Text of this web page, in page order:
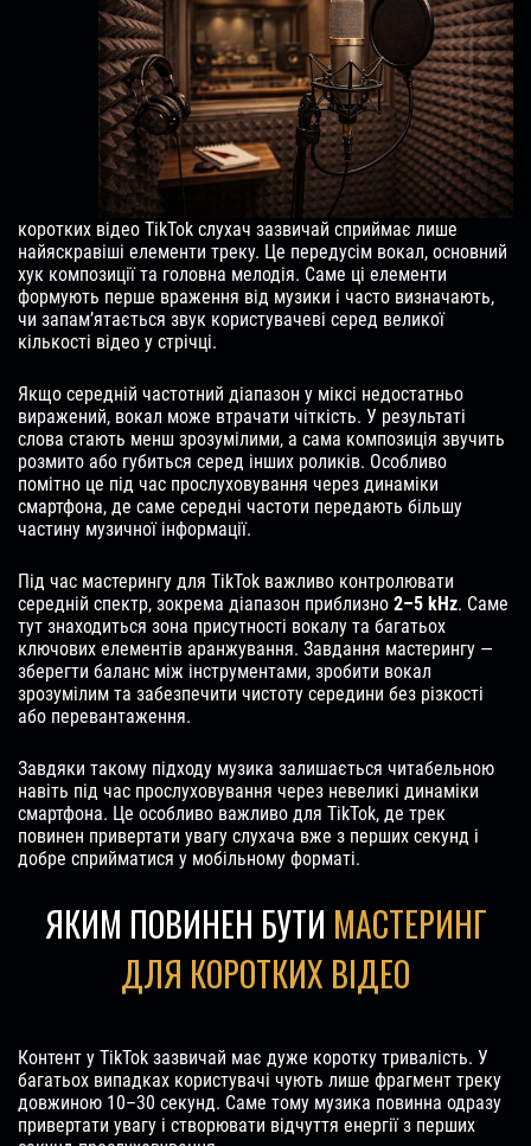
коротких відео TikTok слухач зазвичай сприймає лише
найяскравіші елементи треку. Це передусім вокал, основний
хук композиції та головна мелодія. Саме ці елементи
формують перше враження від музики і часто визначають,
чи запам’ятається звук користувачеві серед великої
кількості відео у стрічці.
Якщо середній частотний діапазон у міксі недостатньо
виражений, вокал може втрачати чіткість. У результаті
слова стають менш зрозумілими, а сама композиція звучить
розмито або губиться серед інших роликів. Особливо
помітно це під час прослуховування через динаміки
смартфона, де саме середні частоти передають більшу
частину музичної інформації.
Під час мастерингу для TikTok важливо контролювати
середній спектр, зокрема діапазон приблизно 2–5 kHz. Саме
тут знаходиться зона присутності вокалу та багатьох
ключових елементів аранжування. Завдання мастерингу —
зберегти баланс між інструментами, зробити вокал
зрозумілим та забезпечити чистоту середини без різкості
або перевантаження.
Завдяки такому підходу музика залишається читабельною
навіть під час прослуховування через невеликі динаміки
смартфона. Це особливо важливо для TikTok, де трек
повинен привертати увагу слухача вже з перших секунд і
добре сприйматися у мобільному форматі.
ЯКИМ ПОВИНЕН БУТИ МАСТЕРИНГ
ДЛЯ КОРОТКИХ ВІДЕО
Контент у TikTok зазвичай має дуже коротку тривалість. У
багатьох випадках користувачі чують лише фрагмент треку
довжиною 10–30 секунд. Саме тому музика повинна одразу
привертати увагу і створювати відчуття енергії з перших